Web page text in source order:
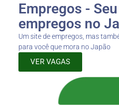
Empregos -
empregos no
Um site de empregos, mas
para você que mora no Japão
VER VAGAS